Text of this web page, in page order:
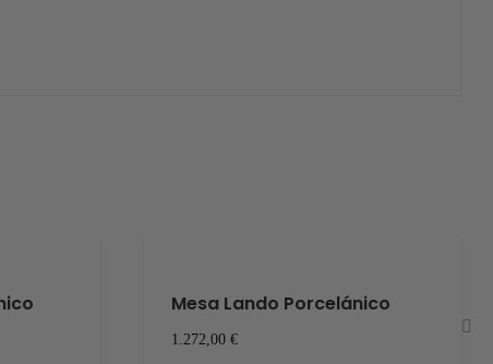
Mesa Lando Porcelánico
1.272,00 €